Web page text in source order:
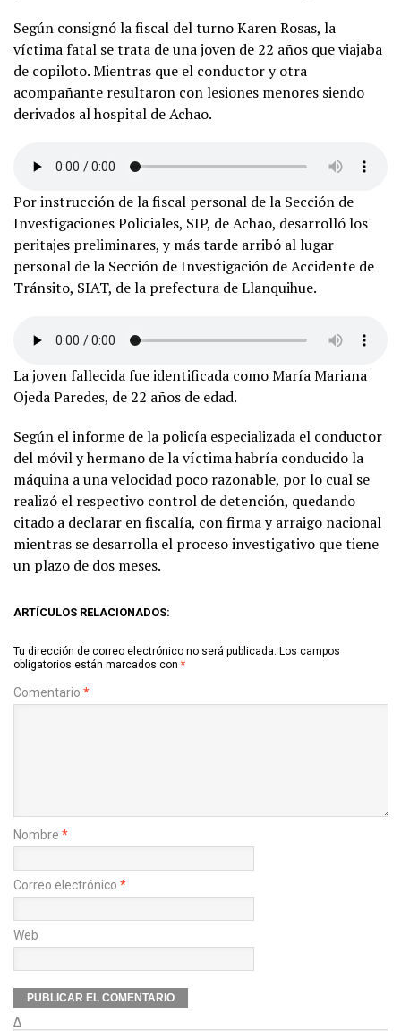
Según consignó la fiscal del turno Karen Rosas, la
víctima fatal se trata de una joven de 22 años que viajaba
de copiloto. Mientras que el conductor y otra
acompañante resultaron con lesiones menores siendo
derivados al hospital de Achao.
Por instrucción de la fiscal personal de la Sección de
Investigaciones Policiales, SIP, de Achao, desarrolló los
peritajes preliminares, y más tarde arribó al lugar
personal de la Sección de Investigación de Accidente de
Tránsito, SIAT, de la prefectura de Llanquihue.
La joven fallecida fue identificada como María Mariana
Ojeda Paredes, de 22 años de edad.
Según el informe de la policía especializada el conductor
del móvil y hermano de la víctima habría conducido la
máquina a una velocidad poco razonable, por lo cual se
realizó el respectivo control de detención, quedando
citado a declarar en fiscalía, con firma y arraigo nacional
mientras se desarrolla el proceso investigativo que tiene
un plazo de dos meses.
ARTÍCULOS RELACIONADOS:
Tu dirección de correo electrónico no será publicada. Los campos
obligatorios están marcados con *
Comentario *
Nombre *
Correo electrónico *
Web
Δ